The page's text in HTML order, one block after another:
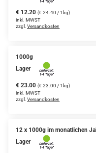
€ 12.20 (€ 24.40 / 1kg)
inkl. MWST
zzgl. Versandkosten
1000g
Lager
€ 23.00 (€ 23.00 / 1kg)
inkl. MWST
zzgl. Versandkosten
12 x 1000g im monatlichen
Lager